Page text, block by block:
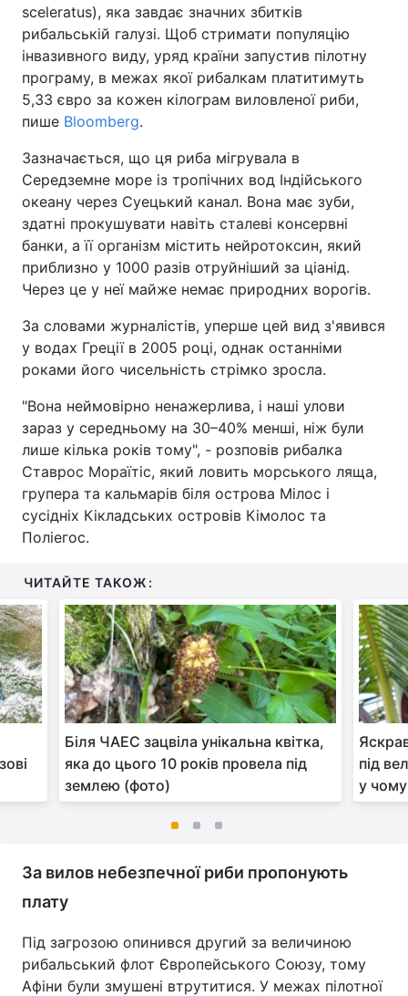
sceleratus), яка завдає значних збитків
рибальській галузі. Щоб стримати популяцію
інвазивного виду, уряд країни запустив пілотну
програму, в межах якої рибалкам платитимуть
5,33 євро за кожен кілограм виловленої риби,
пише Bloomberg.
Зазначається, що ця риба мігрувала в
Середземне море із тропічних вод Індійського
океану через Суецький канал. Вона має зуби,
здатні прокушувати навіть сталеві консервні
банки, а її організм містить нейротоксин, який
приблизно у 1000 разів отруйніший за ціанід.
Через це у неї майже немає природних ворогів.
За словами журналістів, уперше цей вид з'явився
у водах Греції в 2005 році, однак останніми
роками його чисельність стрімко зросла.
"Вона неймовірно ненажерлива, і наші улови
зараз у середньому на 30–40% менші, ніж були
лише кілька років тому", - розповів рибалка
Ставрос Мораїтіс, який ловить морського ляща,
групера та кальмарів біля острова Мілос і
сусідніх Кікладських островів Кімолос та
Поліегос.
ЧИТАЙТЕ ТАКОЖ:
Біля ЧАЕС зацвіла унікальна квітка,
яка до цього 10 років провела під
землею (фото)
під
у
За вилов небезпечної риби пропонують
плату
Під загрозою опинився другий за величиною
рибальський флот Європейського Союзу, тому
Афіни були змушені втрутитися. У межах пілотної